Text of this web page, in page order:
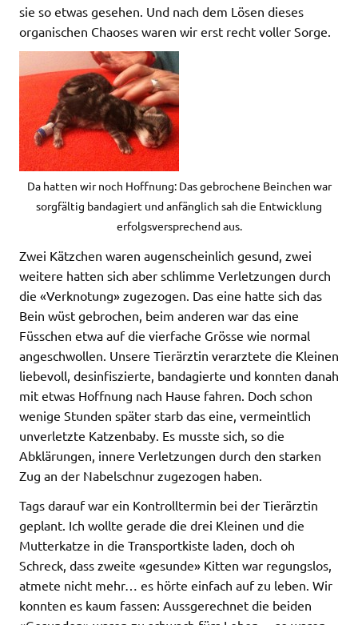
sie so etwas gesehen. Und nach dem Lösen dieses
organischen Chaoses waren wir erst recht voller Sorge.
Da hatten wir noch Hoffnung: Das gebrochene Beinchen war
sorgfältig bandagiert und anfänglich sah die Entwicklung
erfolgsversprechend aus.
Zwei Kätzchen waren augenscheinlich gesund, zwei
weitere hatten sich aber schlimme Verletzungen durch
die «Verknotung» zugezogen. Das eine hatte sich das
Bein wüst gebrochen, beim anderen war das eine
Füsschen etwa auf die vierfache Grösse wie normal
angeschwollen. Unsere Tierärztin verarztete die Kleinen
liebevoll, desinfiszierte, bandagierte und konnten danah
mit etwas Hoffnung nach Hause fahren. Doch schon
wenige Stunden später starb das eine, vermeintlich
unverletzte Katzenbaby. Es musste sich, so die
Abklärungen, innere Verletzungen durch den starken
Zug an der Nabelschnur zugezogen haben.
Tags darauf war ein Kontrolltermin bei der Tierärztin
geplant. Ich wollte gerade die drei Kleinen und die
Mutterkatze in die Transportkiste laden, doch oh
Schreck, dass zweite «gesunde» Kitten war regungslos,
atmete nicht mehr… es hörte einfach auf zu leben. Wir
konnten es kaum fassen: Aussgerechnet die beiden